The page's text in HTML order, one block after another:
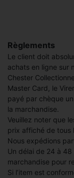
Règlements
Le client doit
achats en ligne sur
Chester
Master Card, le
payé par chèque
la marchandise.
Veuillez noter que
prix affiché de tous
Nous expédions
Un délai de 24 à
marchandise pour
Si l’item est